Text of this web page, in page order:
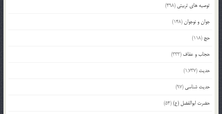
توصیه های تربیتی (498)
جوان و نوجوان(148)
حج (118)
حجاب و عفاف (333)
حدیث (1,737)
حدیث شناسی (97)
حضرت ابوالفضل (ع)(54)